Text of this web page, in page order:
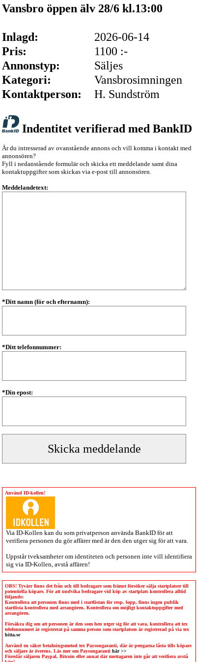
Vansbro öppen älv 28/6 kl.13:00
Inlagd:
2026-06-14
Pris:
1100 :-
Annonstyp:
Säljes
Kategori:
Vansbrosimningen
Kontaktperson:
H. Sundström
Indentitet verifierad med BankID
Är du intresserad av ovanstående annons och vill komma i kontakt med
annonsören?
Fyll i nedanstående formulär och skicka ett meddelande samt dina
kontaktuppgifter som skickas via e-post till annonsören.
Meddelandetext:
*Ditt namn (för och efternamn):
*Ditt telefonnummer:
*Din epost:
Använd ID-kollen!
Via ID-Kollen kan du som privatperson använda BankID för att
verifiera personen du gör affärer med är den den utger sig för att vara.
Uppstår tveksamheter om identiteten och personen inte vill identifiera
sig via ID-Kollen , avstå affären!
OBS! Tyvärr finns det från och till bedragare som främst försöker sälja startplatser till
potentiella köpare. För att undvika bedragare vid köp av startplats kontrollera alltid
följande:
Kontrollera att personen finns med i startlistan för resp. lopp, finns ingen publik
startlista kontrollera med arrangören. Kontrollera om möjligt kontaktuppgifter med
arrangören.
Försäkra dig om att personen är den som hen utger sig för att vara, kontrollera att tex
telefonnumret är registrerat på samma person som startplatsen är registrerad på via tex
hitta.se
Använd en säker betalningsmetod tex Paysongaranti, där är pengarna låsta tills köpare
och säljare är överens. Läs mer om Paysongaranti här >>
Föreslår säljaren Paypal, Bitcoin eller annat där mottagaren inte går att verifiera avstå